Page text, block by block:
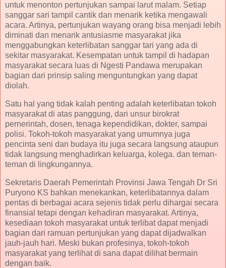
untuk menonton pertunjukan sampai larut malam. Setiap
sanggar sari tampil cantik dan menarik ketika mengawali
acara. Artinya, pertunjukan wayang orang bisa menjadi lebih
diminati dan menarik antusiasme masyarakat jika
menggabungkan keterlibatan sanggar tari yang ada di
sekitar masyarakat. Kesempatan untuk tampil di hadapan
masyarakat secara luas di Ngesti Pandawa merupakan
bagian dari prinsip saling menguntungkan yang dapat
diolah.
Satu hal yang tidak kalah penting adalah keterlibatan tokoh
masyarakat di atas panggung, dari unsur birokrat
pernerintah, dosen, tenaga kependidikan, dokter, sampai
polisi. Tokoh-tokoh masyarakat yang umumnya juga
pencinta seni dan budaya itu juga secara langsung ataupun
tidak langsung menghadirkan keluarga, kolega. dan teman-
teman di lingkungannya.
Sekretaris Daerah Pemerintah Provinsi Jawa Tengah Dr Sri
Puryono KS bahkan menekankan, keterlibatannya dalam
pentas di berbagai acara sejenis tidak perlu dihargai secara
finansial tetapi dengan kehadiran masyarakat. Artinya,
kesediaan tokoh masyarakat untuk terlibat dapat menjadi
bagian dari ramuan pertunjukan yang dapat dijadwalkan
jauh-jauh hari. Meski bukan profesinya, tokoh-tokoh
masyarakat yang terlihat di sana dapat dilihat bermain
dengan baik.